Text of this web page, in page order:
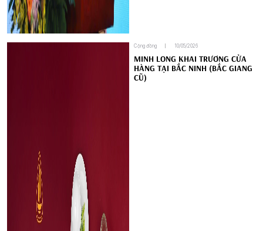
Cộng đồng 10/05/2026
MINH LONG KHAI TRƯƠNG CỬA
HÀNG TẠI BẮC NINH (BẮC GIANG
CŨ)